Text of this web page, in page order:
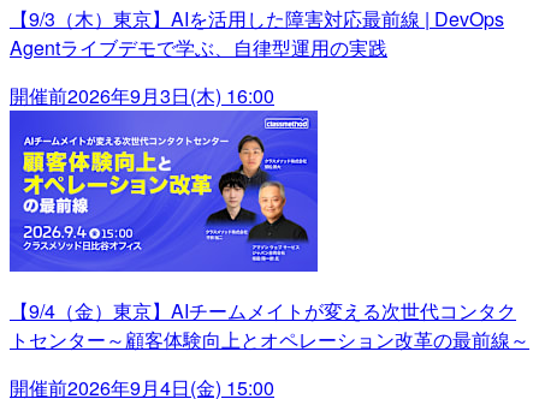
【9/3（木）東京】AIを活用した障害対応最前線 | DevOps
Agentライブデモで学ぶ、自律型運用の実践
開催前2026年9月3日(木) 16:00
【9/4（金）東京】AIチームメイトが変える次世代コンタク
トセンター～顧客体験向上とオペレーション改革の最前線～
開催前2026年9月4日(金) 15:00